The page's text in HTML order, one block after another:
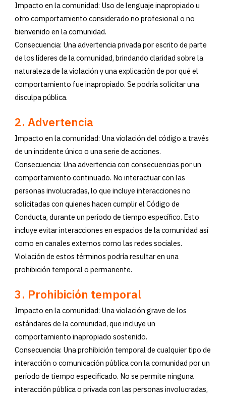
Impacto en la comunidad: Uso de lenguaje inapropiado u
otro comportamiento considerado no profesional o no
bienvenido en la comunidad.
Consecuencia: Una advertencia privada por escrito de parte
de los líderes de la comunidad, brindando claridad sobre la
naturaleza de la violación y una explicación de por qué el
comportamiento fue inapropiado. Se podría solicitar una
disculpa pública.
2.Advertencia
Impacto en la comunidad: Una violación del código a través
de un incidente único o una serie de acciones.
Consecuencia: Una advertencia con consecuencias por un
comportamiento continuado. No interactuar con las
personas involucradas, lo que incluye interacciones no
solicitadas con quienes hacen cumplir el Código de
Conducta, durante un período de tiempo específico. Esto
incluye evitar interacciones en espacios de la comunidad así
como en canales externos como las redes sociales.
Violación de estos términos podría resultar en una
prohibición temporal o permanente.
3. Prohibición temporal
Impacto en la comunidad: Una violación grave de los
estándares de la comunidad, que incluye un
comportamiento inapropiado sostenido.
Consecuencia: Una prohibición temporal de cualquier tipo de
interacción o comunicación pública con la comunidad por un
período de tiempo especificado. No se permite ninguna
interacción pública o privada con las personas involucradas,